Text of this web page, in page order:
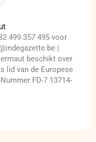
499 357 495 voor
|
beschikt over
lid van de Europese
FD-7 13714-